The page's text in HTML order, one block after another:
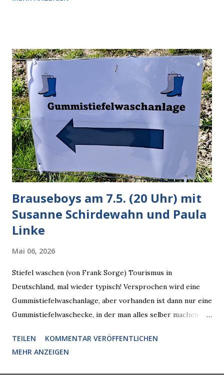
stand. Das ist sogar recht logisch, aber nicht, um den
unauffälliger machen muss, damit die KI rechtslastig
argumentiert. So wird jetzt berichtet, dass der neue Grok
bei diversen Anfragen zu kontroversen Themen auf dem
Weg zu einer Antwort erst einmal Elons eigene Sicht der
Dinge auf Twitter abfragen und entscheidend relevant
verarbeiten muss. Das ist lächerlich und gefährlich
zugleich. Denn eine Information fehlt noch, Grok soll
künftig in den US-amerikanischen Behörden mitarbeiten,
zuvord...
Brauseboys am 7.5. (20 Uhr) mit
Susanne Schirdewahn und Paula
Linke
Mai 06, 2026
Stiefel waschen (von Frank Sorge) Tourismus in
Deutschland, mal wieder typisch! Versprochen wird eine
Gummistiefelwaschanlage, aber vorhanden ist dann nur eine
Gummistiefelwaschecke, in der man alles selber machen
Susanne Schirdewahn und Paula Linke Haus der Sinne
(Ystader Str. 10) Es war ein schöner Ausflug in den
TEILEN
KOMMENTAR VERÖFFENTLICHEN
MEHR ANZEIGEN